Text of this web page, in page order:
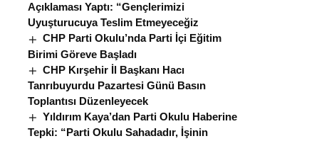
Açıklaması Yaptı: “Gençlerimizi
Uyuşturucuya Teslim Etmeyeceğiz
CHP Parti Okulu’nda Parti İçi Eğitim
Birimi Göreve Başladı
CHP Kırşehir İl Başkanı Hacı
Tanrıbuyurdu Pazartesi Günü Basın
Toplantısı Düzenleyecek
Yıldırım Kaya’dan Parti Okulu Haberine
Tepki: “Parti Okulu Sahadadır, İşinin